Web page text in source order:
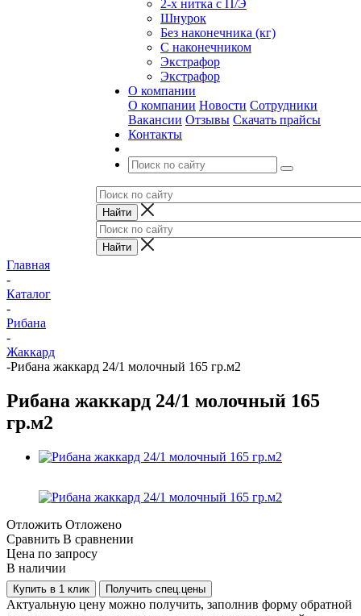
2-х нитка с П/Э
Шнурок
Без наконечника (кг)
С наконечником
Экстрафор
Экстрафор
О компании
О компании Новости Сотрудники
Вакансии Отзывы Скачать прайсы
Контакты
Главная
-
Каталог
-
Рибана
-
Жаккард
-Рибана жаккард 24/1 молочный 165 гр.м2
Рибана жаккард 24/1 молочный 165
гр.м2
Отложить Отложено
Сравнить В сравнении
Цена по запросу
В наличии
Купить в 1 клик Получить спец.цены
Актуальную цену можно получить, заполнив форму обратной